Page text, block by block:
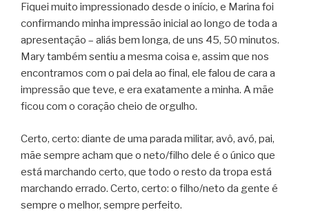
Fiquei muito impressionado desde o início, e Marina foi
confirmando minha impressão inicial ao longo de toda a
apresentação – aliás bem longa, de uns 45, 50 minutos.
Mary também sentiu a mesma coisa e, assim que nos
encontramos com o pai dela ao final, ele falou de cara a
impressão que teve, e era exatamente a minha. A mãe
ficou com o coração cheio de orgulho.
Certo, certo: diante de uma parada militar, avô, avó, pai,
mãe sempre acham que o neto/filho dele é o único que
está marchando certo, que todo o resto da tropa está
marchando errado. Certo, certo: o filho/neto da gente é
sempre o melhor, sempre perfeito.